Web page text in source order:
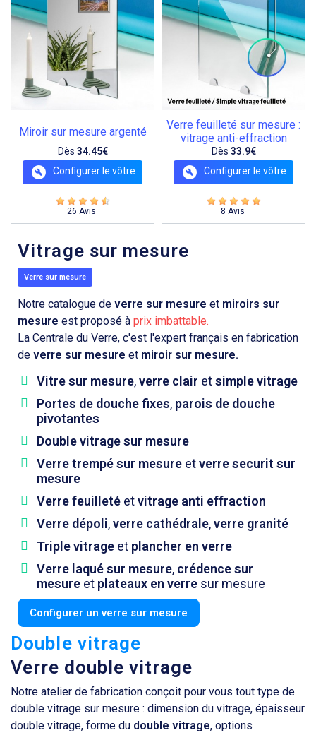
Miroir sur mesure argenté
Dès 34.45€
Configurer le vôtre
26 Avis
Verre feuilleté sur mesure :
vitrage anti-effraction
Dès 33.9€
Configurer le vôtre
8 Avis
Vitrage sur mesure
Verre sur mesure
Notre catalogue de verre sur mesure et miroirs sur
mesure est proposé à prix imbattable.
La Centrale du Verre, c'est l'expert français en fabrication
de verre sur mesure et miroir sur mesure.
Vitre sur mesure,verre clair etsimple vitrage
Portes de douche fixes, parois de douche
pivotantes
Double vitrage sur mesure
Verre trempé sur mesure etverre securit sur
mesure
Verre feuilleté etvitrage anti effraction
Verre dépoli,verre cathédrale,verre granité
Triple vitrage et plancher en verre
Verre laqué sur mesure, crédence sur
mesure et plateaux en verre sur mesure
Configurer un verre sur mesure
Double vitrage
Verre double vitrage
Notre atelier de fabrication conçoit pour vous tout type de
double vitrage sur mesure : dimension du vitrage, épaisseur
double vitrage, forme du double vitrage, options